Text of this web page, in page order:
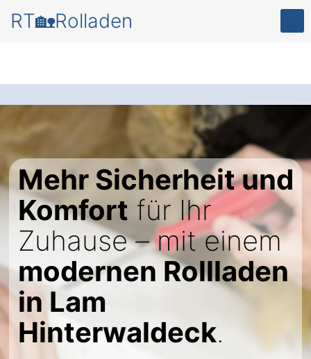
RT🏡Rolladen
Mehr Sicherheit und
Komfort für Ihr
Zuhause – mit einem
modernen Rollladen
in Lam
Hinterwaldeck.